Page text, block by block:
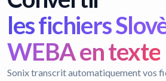
les fichiers
WEBA en texte
Sonix transcrit automatiquement vos